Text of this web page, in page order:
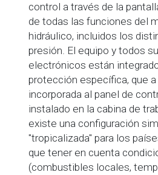
control a través de la
de todas las funciones del
hidráulico, incluidos los
presión. El equipo y todos
electrónicos están
protección específica, que
incorporada al panel de
instalado en la cabina de
existe una configuración
"tropicalizada" para los
que tener en cuenta
(combustibles locales,